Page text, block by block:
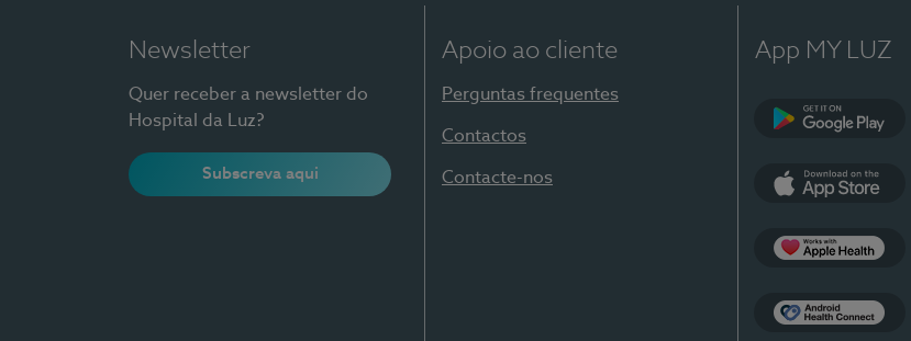
Newsletter
Quer receber a newsletter do
Hospital da Luz?
Subscreva aqui
Apoio ao cliente
Perguntas frequentes
Contactos
Contacte-nos
App MY LUZ